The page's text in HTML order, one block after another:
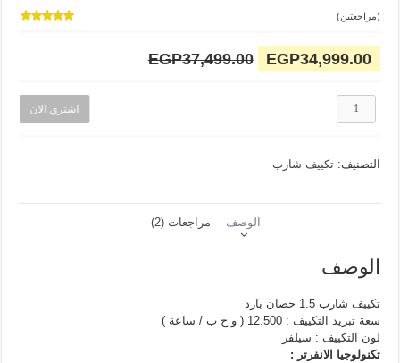
(مراجعتين)
EGP37,499.00 EGP34,999.00
حصان
اشتري الان
التصنيف:تكييف شارب
الوصف مراجعات (2)
الوصف
تكييف شارب 1.5 حصان بارد
سعة تبريد التكييف : 12.500 ( و ح ب / ساعة )
لون التكييف : سيلفر
تكنولوجيا الانفرتر :